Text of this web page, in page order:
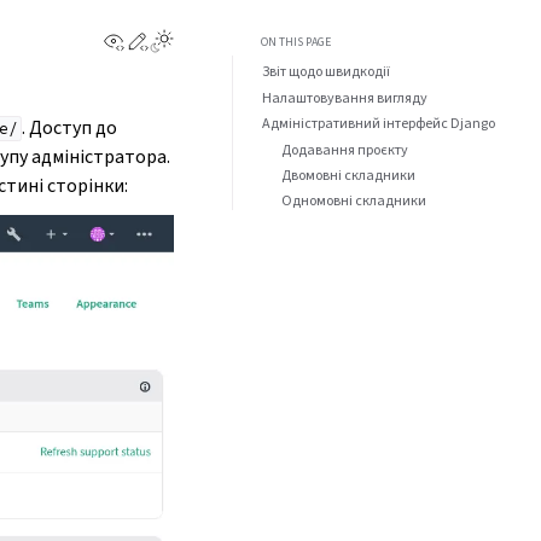
View this page
Edit this page
Toggle Light / Dark / Auto color theme
. Доступ до
адміністратора.
сторінки:
ON THIS PAGE
Звіт щодо швидкодії
Налаштовування вигляду
Адміністративний інтерфейс Django
Додавання проєкту
Двомовні складники
Одномовні складники